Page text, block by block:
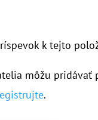
k tejto
môžu pridávať
.